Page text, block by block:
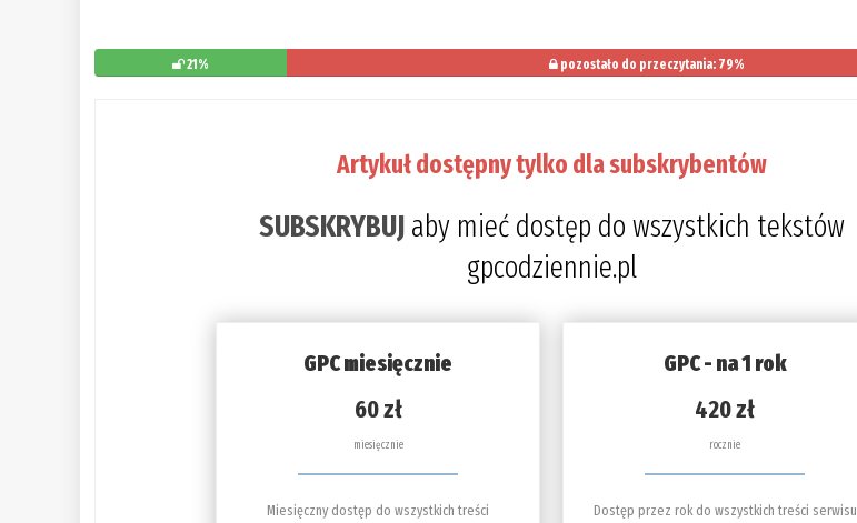
21% pozostało do przeczytania: 79%
Artykuł dostępny tylko dla subskrybentów
SUBSKRYBUJaby mieć dostęp do wszystkich tekstów
gpcodziennie.pl
GPC miesięcznie
60 zł
miesięcznie
Miesięczny dostęp do wszystkich treści
GPC - na 1 rok
420 zł
rocznie
Dostęp przez rok do wszystkich treści serwisu